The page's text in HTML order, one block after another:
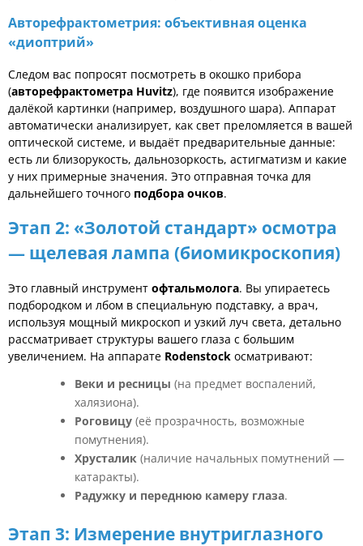
Авторефрактометрия: объективная оценка
«диоптрий»
Следом вас попросят посмотреть в окошко прибора
(авторефрактометра Huvitz), где появится изображение
далёкой картинки (например, воздушного шара). Аппарат
автоматически анализирует, как свет преломляется в вашей
оптической системе, и выдаёт предварительные данные:
есть ли близорукость, дальнозоркость, астигматизм и какие
у них примерные значения. Это отправная точка для
дальнейшего точного подбора очков.
Этап 2: «Золотой стандарт» осмотра
— щелевая лампа (биомикроскопия)
Это главный инструмент офтальмолога. Вы упираетесь
подбородком и лбом в специальную подставку, а врач,
используя мощный микроскоп и узкий луч света, детально
рассматривает структуры вашего глаза с большим
увеличением. На аппарате Rodenstock осматривают:
Веки и ресницы (на предмет воспалений,
халязиона).
Роговицу (её прозрачность, возможные
помутнения).
Хрусталик (наличие начальных помутнений —
катаракты).
Радужку и переднюю камеру глаза.
Этап 3: Измерение внутриглазного